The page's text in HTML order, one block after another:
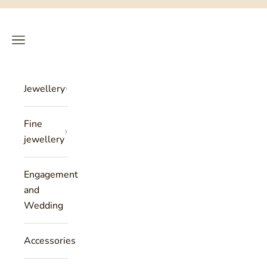
Skip to content
Menu
Jewellery
Fine
jewellery
Engagement
and
Wedding
Accessories